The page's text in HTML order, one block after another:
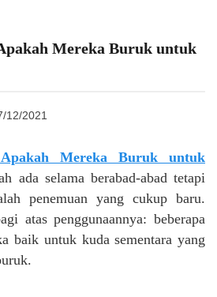
Mereka Buruk untuk
12/2021
Apakah Mereka Buruk untuk
ada selama berabad-abad tetapi
penemuan yang cukup baru.
atas penggunaannya: beberapa
baik untuk kuda sementara yang